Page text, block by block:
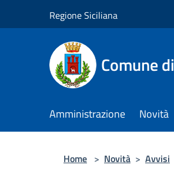
Regione Siciliana
Comune
Amministrazione Novità
Home > Novità > Avvisi